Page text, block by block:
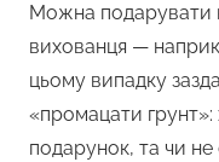
Можна подарувати
вихованця —
цьому випадку
«промацати грунт»:
подарунок, та чи не